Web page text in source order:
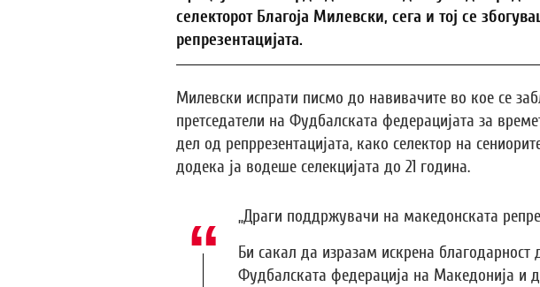
селекторот Благоја Милевски, сега и тој се
репрезентацијата.
Милевски испрати писмо до навивачите во кое се
претседатели на Фудбалската федерацијата за
дел од репррезентацијата, како селектор на
додека ја водеше селекцијата до 21 година.
„Драги поддржувачи на македонската
Би сакал да изразам искрена благодарност
Фудбалската федерација на Македонија и